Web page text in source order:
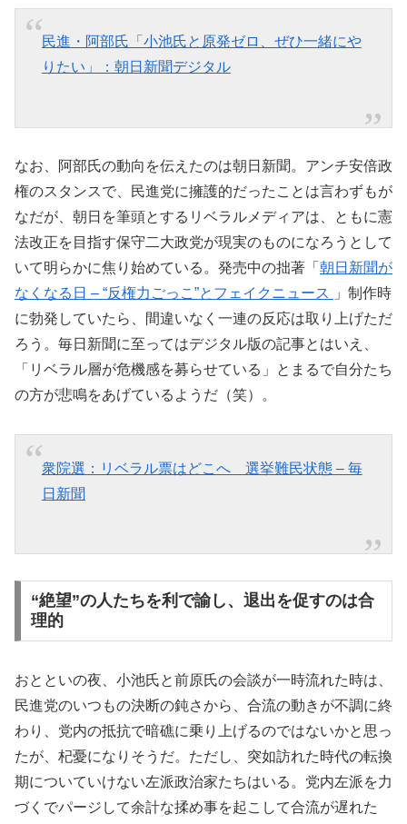
民進・阿部氏「小池氏と原発ゼロ、ぜひ一緒にや
りたい」：朝日新聞デジタル
なお、阿部氏の動向を伝えたのは朝日新聞。アンチ安倍政
権のスタンスで、民進党に擁護的だったことは言わずもが
なだが、朝日を筆頭とするリベラルメディアは、ともに憲
法改正を目指す保守二大政党が現実のものになろうとして
いて明らかに焦り始めている。発売中の拙著「 朝日新聞が
なくなる日 – “反権力ごっこ”とフェイクニュース
」制作時
に勃発していたら、間違いなく一連の反応は取り上げただ
ろう。毎日新聞に至ってはデジタル版の記事とはいえ、
「リベラル層が危機感を募らせている」とまるで自分たち
の方が悲鳴をあげているようだ（笑）。
衆院選：リベラル票はどこへ 選挙難民状態 – 毎
日新聞
“絶望”の人たちを利で諭し、退出を促すのは合
理的
おとといの夜、小池氏と前原氏の会談が一時流れた時は、
民進党のいつもの決断の鈍さから、合流の動きが不調に終
わり、党内の抵抗で暗礁に乗り上げるのではないかと思っ
たが、杞憂になりそうだ。ただし、突如訪れた時代の転換
期についていけない左派政治家たちはいる。党内左派を力
づくでパージして余計な揉め事を起こして合流が遅れた